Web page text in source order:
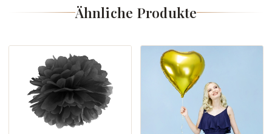
Ähnliche Produkte